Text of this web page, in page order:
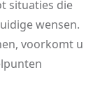
situaties die
wensen.
voorkomt u